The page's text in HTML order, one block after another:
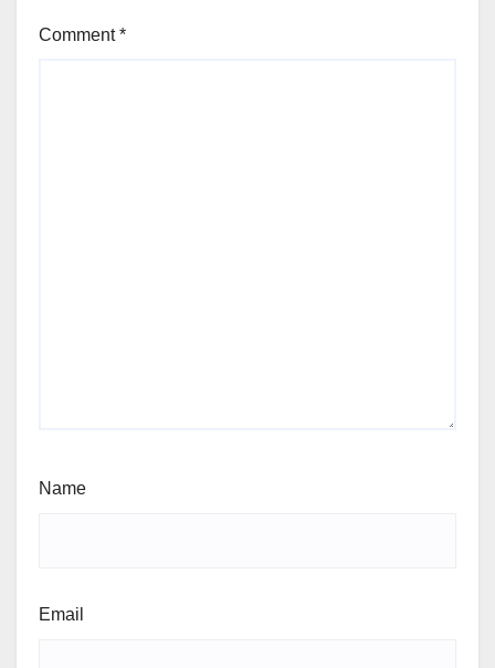
Comment*
Name
Email